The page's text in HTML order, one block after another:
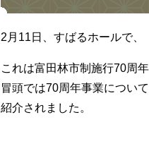
2月11日、すばるホールで、
これは富田林市制施行70周
冒頭では70周年事業につい
紹介されました。